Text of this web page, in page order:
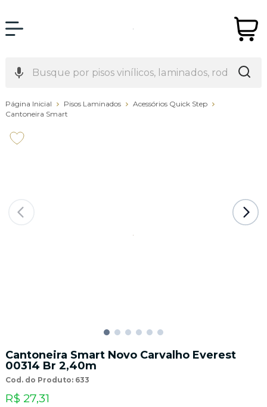
Página Inicial Pisos Laminados
Acessórios Quick Step
Cantoneira Smart
Cantoneira Smart Novo Carvalho Everest
00314 Br 2,40m
Cod. do Produto: 633
R$ 27,31